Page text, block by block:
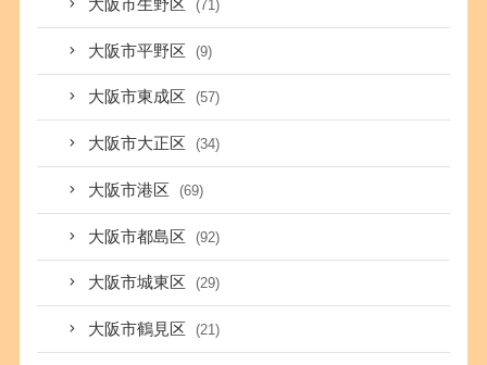
大阪市生野区 (71)
大阪市平野区 (9)
大阪市東成区 (57)
大阪市大正区 (34)
大阪市港区 (69)
大阪市都島区 (92)
大阪市城東区 (29)
大阪市鶴見区 (21)